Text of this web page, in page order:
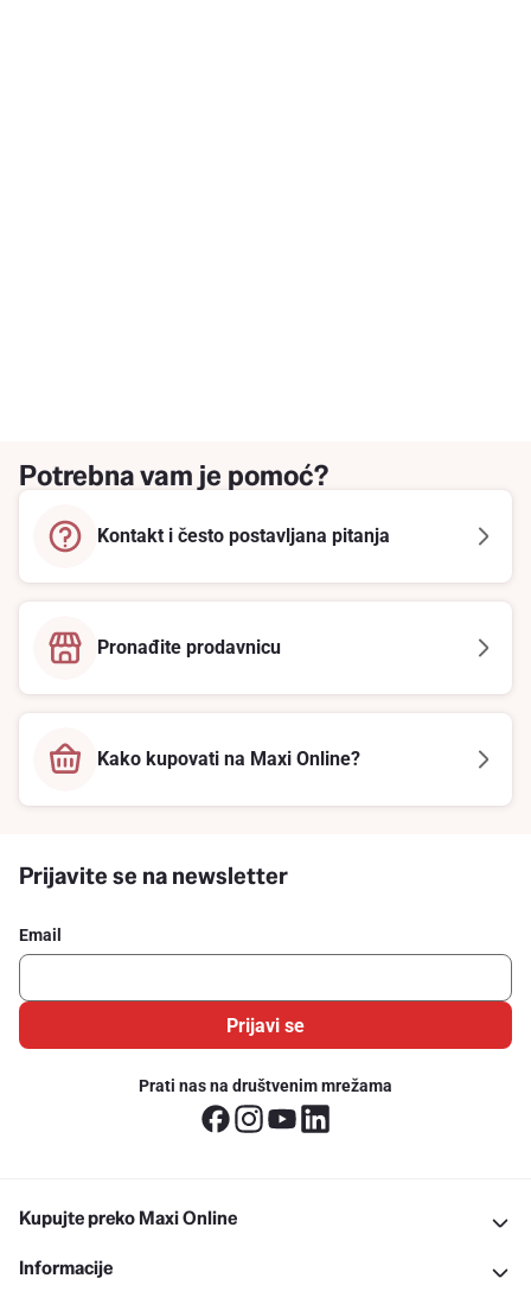
Potrebna vam je pomoć?
Kontakt i često postavljana pitanja
Pronađite prodavnicu
Kako kupovati na Maxi Online?
Prijavite se na newsletter
Email
Prijavi se
Prati nas na društvenim mrežama
Kupujte preko Maxi Online
Informacije